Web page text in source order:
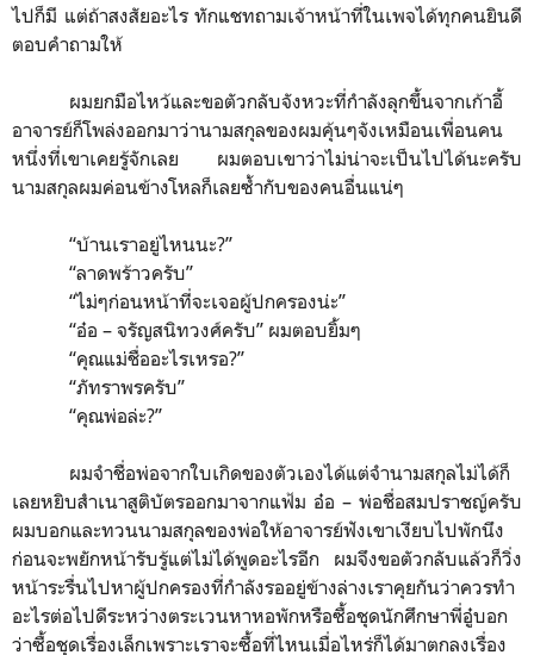
ไปก็มี แต่ถ้าสงสัยอะไร ทักแชทถามเจ้าหน้าที่ในเพจได้ทุกคนยินดี
ตอบคำถามให้
ผมยกมือไหว้และขอตัวกลับจังหวะที่กำลังลุกขึ้นจากเก้าอี้
อาจารย์ก็โพล่งออกมาว่านามสกุลของผมคุ้นๆจังเหมือนเพื่อนคน
หนึ่งที่เขาเคยรู้จักเลย ผมตอบเขาว่าไม่น่าจะเป็นไปได้นะครับ
นามสกุลผมค่อนข้างโหลก็เลยซ้ำกับของคนอื่นแน่ๆ
“บ้านเราอยู่ไหนนะ?”
“ลาดพร้าวครับ”
“ไม่ๆก่อนหน้าที่จะเจอผู้ปกครองน่ะ”
“อ๋อ – จรัญสนิทวงศ์ครับ” ผมตอบยิ้มๆ
“คุณแม่ชื่ออะไรเหรอ?”
“ภัทราพรครับ”
“คุณพ่อล่ะ?”
ผมจำชื่อพ่อจากใบเกิดของตัวเองได้แต่จำนามสกุลไม่ได้ก็
เลยหยิบสำเนาสูติบัตรออกมาจากแฟ้ม อ๋อ – พ่อชื่อสมปราชญ์ครับ
ผมบอกและทวนนามสกุลของพ่อให้อาจารย์ฟังเขาเงียบไปพักนึง
ก่อนจะพยักหน้ารับรู้แต่ไม่ได้พูดอะไรอีก ผมจึงขอตัวกลับแล้วก็วิ่ง
หน้าระรื่นไปหาผู้ปกครองที่กำลังรออยู่ข้างล่างเราคุยกันว่าควรทำ
อะไรต่อไปดีระหว่างตระเวนหาหอพักหรือซื้อชุดนักศึกษาพี่อู๋บอก
ว่าซื้อชุดเรื่องเล็กเพราะเราจะซื้อที่ไหนเมื่อไหร่ก็ได้มาตกลงเรื่อง